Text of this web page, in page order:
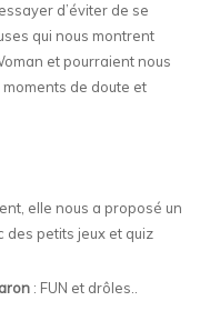
d’éviter de se
qui nous montrent
et pourraient nous
de doute et
elle nous a proposé un
des petits jeux et quiz
: FUN et drôles..